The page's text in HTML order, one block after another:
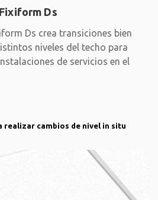
Ds
Ds crea transiciones bien
niveles del techo para
de servicios en el
realizar cambios de nivel in situ